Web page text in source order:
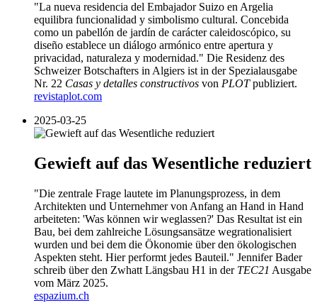
"La nueva residencia del Embajador Suizo en Argelia
equilibra funcionalidad y simbolismo cultural. Concebida
como un pabellón de jardín de carácter caleidoscópico, su
diseño establece un diálogo armónico entre apertura y
privacidad, naturaleza y modernidad." Die Residenz des
Schweizer Botschafters in Algiers ist in der Spezialausgabe
Nr. 22 Casas y detalles constructivos von PLOTpubliziert.
revistaplot.com
2025-03-25
Gewieft auf das Wesentliche reduziert
"Die zentrale Frage lautete im Planungsprozess, in dem
Architekten und Unternehmer von Anfang an Hand in Hand
arbeiteten: 'Was können wir weglassen?' Das Resultat ist ein
Bau, bei dem zahlreiche Lösungsansätze wegrationalisiert
wurden und bei dem die Ökonomie über den ökologischen
Aspekten steht. Hier performt jedes Bauteil." Jennifer Bader
schreib über den Zwhatt Längsbau H1 in der TEC21 Ausgabe
vom März 2025.
espazium.ch